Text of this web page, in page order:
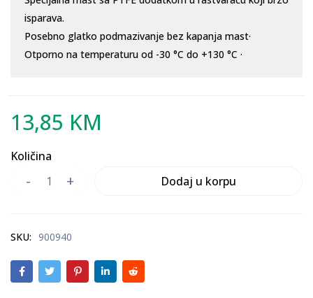
Otporno na temperaturu od -30 °C do +130 °C ·
13,85 KM
Količina
Dodaj u korpu
SKU: 900940